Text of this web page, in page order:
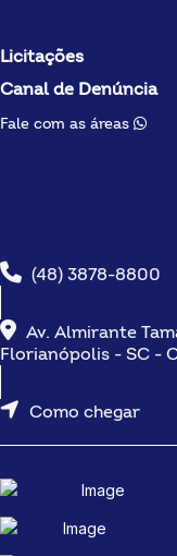
Licitações
Canal de Denúncia
Fale com as áreas
(48) 3878-8800
Av. Almirante
Florianópolis - SC -
Como chegar